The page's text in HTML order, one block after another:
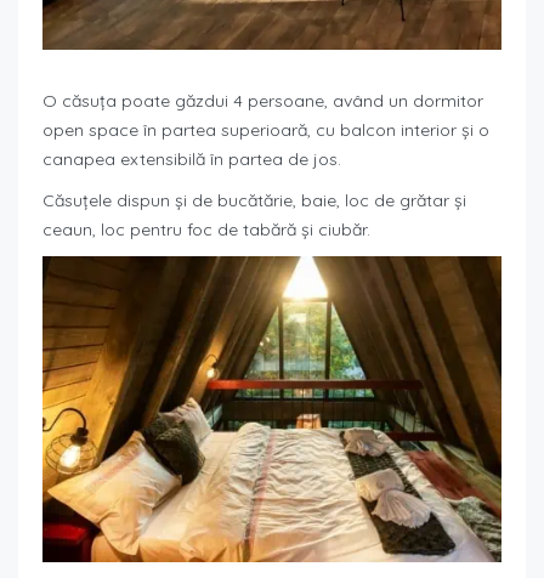
O căsuța poate găzdui 4 persoane, având un dormitor
open space în partea superioară, cu balcon interior și o
canapea extensibilă în partea de jos.
Căsuțele dispun și de bucătărie, baie, loc de grătar și
ceaun, loc pentru foc de tabără și ciubăr.